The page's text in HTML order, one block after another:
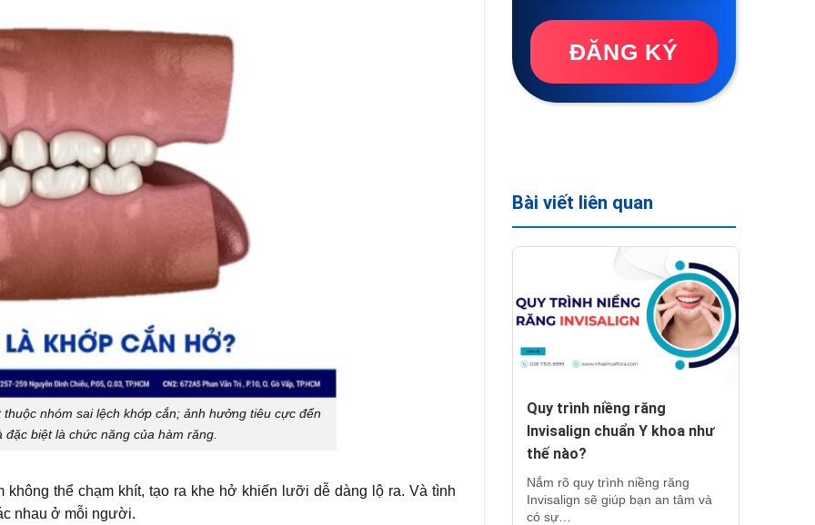
nhóm sai lệch khớp cắn; ảnh hưởng tiêu cực đến
đặc biệt là chức năng của hàm răng.
thể chạm khít, tạo ra khe hở khiến lưỡi dễ dàng lộ ra. Và tình
nhau ở mỗi người.
ĐĂNG KÝ
Bài viết liên quan
Quy trình niềng răng
Invisalign chuẩn Y khoa như
thế nào?
Nắm rõ quy trình niềng răng
Invisalign sẽ giúp bạn an tâm và
có sự…